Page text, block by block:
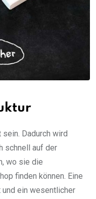
Dadurch wird
schnell auf der
wo sie die
finden können. Eine
ein wesentlicher